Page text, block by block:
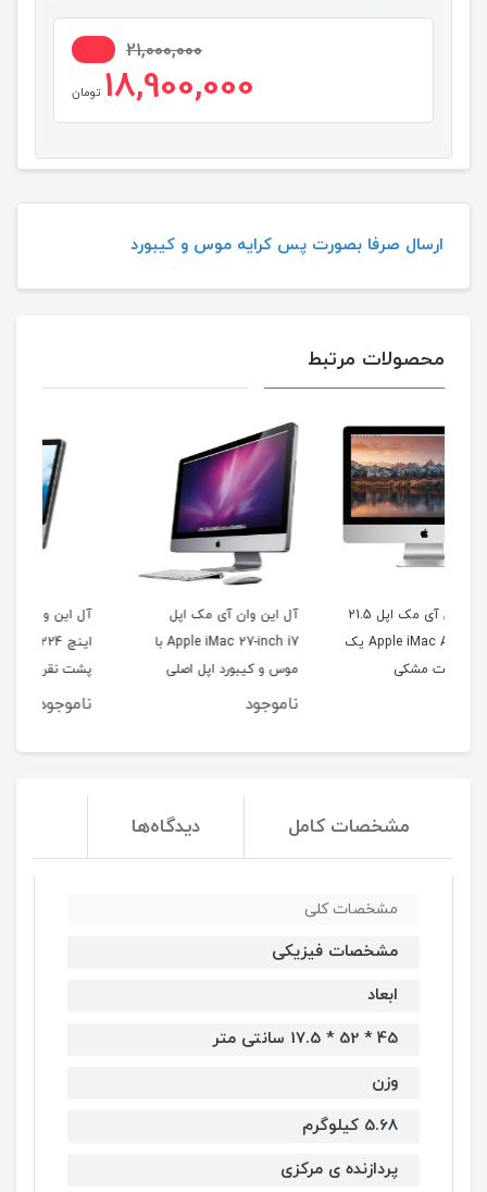
21,000,000
18,900,000 تومان
ارسال صرفا بصورت پس کرایه موس و کیبورد
محصولات مرتبط
آل این وان آی مک اپل
Apple iMac 27-inch i7 با
موس و کیبورد اپل اصلی
آل این وان آی مک اپل 21.5
اینچ Apple iMac A1224
پشت نقره ای
مشخصات کامل دیدگاه‌ها
مشخصات کلی
مشخصات فیزیکی
ابعاد
45 * 52 * 17.5 سانتی متر
وزن
5.68 کیلوگرم
پردازنده ی مرکزی